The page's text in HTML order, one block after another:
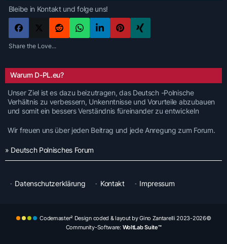
Bleibe in Kontakt und folge uns!
Share the Love...
Warum D-PL.eu?
Unser Ziel ist es dazu beizutragen, das Deutsch -Polnische
Verhältnis zu verbessern, Unkenntnisse und Vorurteile abzubauen
und somit ein bessers Verständnis füreinander zu entwickeln
Wir freuen uns über jeden Beitrag und jede Anregung zum Forum.
» Deutsch Polnisches Forum
Datenschutzerklärung Kontakt Impressum
Codemaster² Design coded & layout by Gino Zantarelli 2023-2026©
Community-Software: WoltLab Suite™